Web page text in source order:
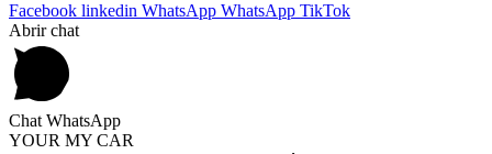
Facebook linkedin WhatsApp WhatsApp TikTok
Abrir chat
Chat WhatsApp
YOUR MY CAR